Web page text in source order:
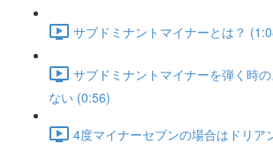
サブドミナントマイナーとは？
サブドミナントマイナーを弾く時
ない (0:56)
4度マイナーセブンの場合はドリア